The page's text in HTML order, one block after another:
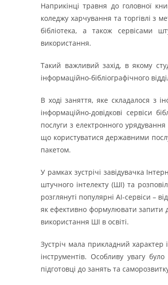
Наприкінці травня до головної
коледжу харчування та торгівлі з
бібліотека, а також сервісами
використання.
Такий важливий захід, в якому
інформаційно-бібліографічного
В ході заняття, яке складалося з
інформаційно-довідкові сервіси
послуги з електронного
що користуватися державними
пакетом.
У рамках зустрічі завідувачка
штучного інтелекту (ШІ) та
розглянуті популярні AI-сервіси –
як ефективно формулювати запити
використання ШІ в освіті.
Зустріч мала прикладний характер
інструментів. Особливу увагу
підготовці до занять та